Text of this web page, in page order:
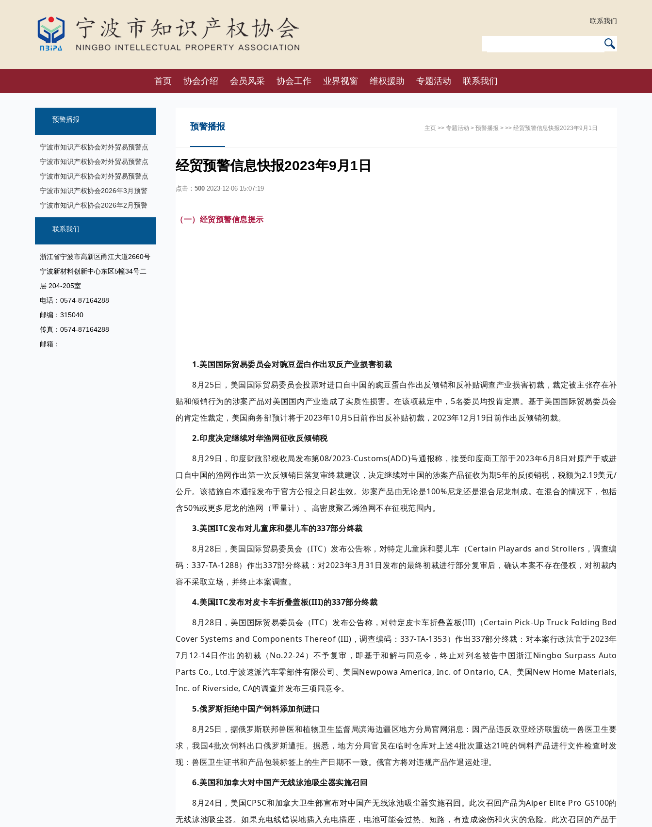
联系我们
首页 协会介绍 会员风采 协会工作 业界视窗 维权援助 专题活动 联系我们
预警播报
宁波市知识产权协会对外贸易预警点
预警信息发布（8月7日）
宁波市知识产权协会对外贸易预警点
预警信息发布（7月17日）
宁波市知识产权协会对外贸易预警点
预警信息发布
宁波市知识产权协会2026年3月预警
信息
宁波市知识产权协会2026年2月预警
信息
联系我们
浙江省宁波市高新区甬江大道2660号
宁波新材料创新中心东区5幢34号二
层 204-205室
电话：0574-87164288
邮编：315040
传真：0574-87164288
邮箱：
预警播报 主页 >> 专题活动 > 预警播报 > >> 经贸预警信息快报2023年9月1日
经贸预警信息快报2023年9月1日
点击： 500 2023-12-06 15:07:19
（一）经贸预警信息提示
1.美国国际贸易委员会对豌豆蛋白作出双反产业损害初裁
8月25日，美国国际贸易委员会投票对进口自中国的豌豆蛋白作出反倾销和反补贴调查产业损害初裁，裁定被主张存在补
贴和倾销行为的涉案产品对美国国内产业造成了实质性损害。在该项裁定中，5名委员均投肯定票。基于美国国际贸易委员会
的肯定性裁定，美国商务部预计将于2023年10月5日前作出反补贴初裁，2023年12月19日前作出反倾销初裁。
2.印度决定继续对华渔网征收反倾销税
8月29日，印度财政部税收局发布第08/2023-Customs(ADD)号通报称，接受印度商工部于2023年6月8日对原产于或进
口自中国的渔网作出第一次反倾销日落复审终裁建议，决定继续对中国的涉案产品征收为期5年的反倾销税，税额为2.19美元/
公斤。该措施自本通报发布于官方公报之日起生效。涉案产品由无论是100%尼龙还是混合尼龙制成。在混合的情况下，包括
含50%或更多尼龙的渔网（重量计）。高密度聚乙烯渔网不在征税范围内。
3.美国ITC发布对儿童床和婴儿车的337部分终裁
8月28日，美国国际贸易委员会（ITC）发布公告称，对特定儿童床和婴儿车（Certain Playards and Strollers，调查编
码：337-TA-1288）作出337部分终裁：对2023年3月31日发布的最终初裁进行部分复审后，确认本案不存在侵权，对初裁内
容不采取立场，并终止本案调查。
4.美国ITC发布对皮卡车折叠盖板(III)的337部分终裁
8月28日，美国国际贸易委员会（ITC）发布公告称，对特定皮卡车折叠盖板(III)（Certain Pick-Up Truck Folding Bed
Cover Systems and Components Thereof (III)，调查编码：337-TA-1353）作出337部分终裁：对本案行政法官于2023年
7月12-14日作出的初裁（No.22-24）不予复审，即基于和解与同意令，终止对列名被告中国浙江Ningbo Surpass Auto
Parts Co., Ltd.宁波速派汽车零部件有限公司、美国Newpowa America, Inc. of Ontario, CA、美国New Home Materials,
Inc. of Riverside, CA的调查并发布三项同意令。
5.俄罗斯拒绝中国产饲料添加剂进口
8月25日，据俄罗斯联邦兽医和植物卫生监督局滨海边疆区地方分局官网消息：因产品违反欧亚经济联盟统一兽医卫生要
求，我国4批次饲料出口俄罗斯遭拒。据悉，地方分局官员在临时仓库对上述4批次重达21吨的饲料产品进行文件检查时发
现：兽医卫生证书和产品包装标签上的生产日期不一致。俄官方将对违规产品作退运处理。
6.美国和加拿大对中国产无线泳池吸尘器实施召回
8月24日，美国CPSC和加拿大卫生部宣布对中国产无线泳池吸尘器实施召回。此次召回产品为Aiper Elite Pro GS100的
无线泳池吸尘器。如果充电线错误地插入充电插座，电池可能会过热、短路，有造成烧伤和火灾的危险。此次召回的产品于